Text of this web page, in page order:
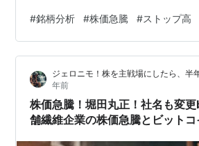
展望について整理します。 目次 1. 業
強化 2. 円建てステーブルコイン（
DX推進とノーコードツールの需要増
通し まとめ 1. 業績好調と株主還元の
期、アステリアは売上収益・営業利益…
#銘柄分析 #株価急騰 #ストップ高
ジェロニモ！株を主戦場にしたら、半
年前
株価急騰！堀田丸正！社名も変
舗繊維企業の株価急騰とビットコ